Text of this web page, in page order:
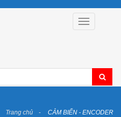
Toggle
navigation
Trang chủ CẢM BIẾN - ENCODER